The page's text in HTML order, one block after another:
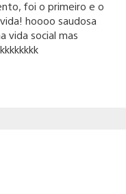
foi o primeiro e o
hoooo saudosa
vida social mas